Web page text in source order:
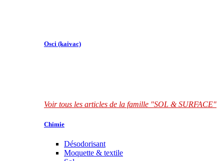
Osci (kaivac)
Voir tous les articles de la famille "SOL & SURFACE"
Chimie
Désodorisant
Moquette & textile